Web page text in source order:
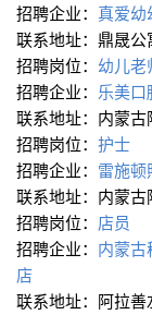
招聘企业： 真爱幼
联系地址：鼎晟公
招聘岗位： 幼儿老
招聘企业： 乐美口
联系地址：内蒙
招聘岗位： 护士
招聘企业： 雷施顿
联系地址：内蒙
招聘岗位： 店员
招聘企业： 内蒙
店
联系地址：阿拉